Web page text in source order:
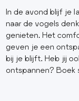
In de avond blijf je
naar de vogels
genieten. Het
geven je een
bij je blijft. Heb jij
ontspannen? Boek